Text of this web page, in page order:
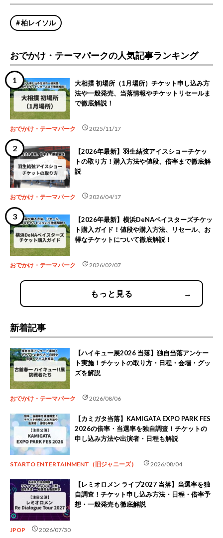
柏レイソル
おでかけ・テーマパークの人気記事ランキング
大相撲 初場所（1月場所）チケット申し込み方
法や一般発売、当落情報やチケットリセールま
で徹底解説！
おでかけ・テーマパーク schedule2025/11/17
【2026年最新】羽生結弦アイスショーチケッ
トの取り方！購入方法や値段、倍率まで徹底解
説
おでかけ・テーマパーク schedule2026/04/17
【2026年最新】横浜DeNAベイスターズチケッ
ト購入ガイド！値段や購入方法、リセール、お
得なチケットについて徹底解説！
おでかけ・テーマパーク update2026/02/07
もっと見る →
新着記事
【ハイキュー展2026 当落】独自当落アンケー
ト実施！チケットの取り方・日程・会場・グッ
ズを解説
おでかけ・テーマパーク update2026/08/06
【カミガタ当落】KAMIGATA EXPO PARK FES
2026の倍率・当選率を独自調査！チケットの
申し込み方法や出演者・日程も解説
STARTO ENTERTAINMENT（旧ジャニーズ） update2026/08/04
【レミオロメン ライブ2027 当落】当選率を独
自調査！チケット申し込み方法・日程・倍率予
想・一般発売も徹底解説
JPOP schedule2026/07/30